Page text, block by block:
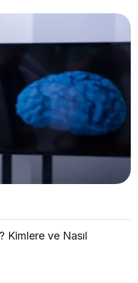
Kimlere ve Nasıl